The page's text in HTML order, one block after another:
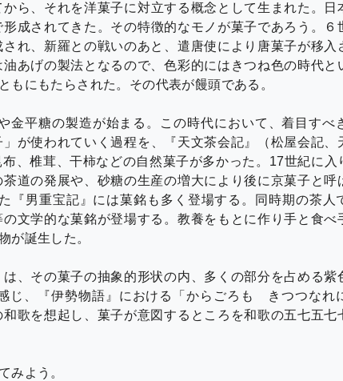
ら、それを洋菓子に対立する概念として生まれた。日
成されてきた。その特徴的なモノが菓子であろう。６
れ、新羅との戦いのあと、遣唐使により唐菓子が移入
あげの製法となるので、色彩的にはきつね色の時代と
にもたらされた。その代表が饅頭である。
金平糖の製造が始まる。この時代において、着目すべ
が使われていく過程を、『天文茶会記』（松屋会記、
、椎茸、干柿などの自然菓子が多かった。17世紀に入
道の発展や、砂糖の生産の増大により後に京菓子と呼
『男重宝記』には菓銘も多く登場する。同時期の茶人
文学的な菓銘が登場する。教養をもとに作り手と食べ
が誕生した。
、その菓子の抽象的形状の内、多くの部分を占める紫
じ、『伊勢物語』における「からごろも きつつな
を想起し、菓子が意図するところを和歌の五七五七
みよう。